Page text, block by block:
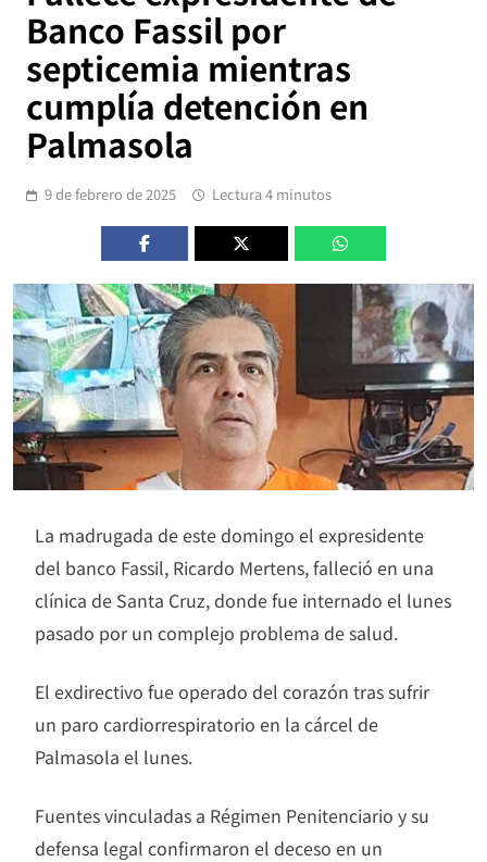
Banco Fassil por
septicemia mientras
cumplía detención en
Palmasola
9 de febrero de 2025 Lectura 4 minutos
La madrugada de este domingo el expresidente
del banco Fassil, Ricardo Mertens, falleció en una
clínica de Santa Cruz, donde fue internado el lunes
pasado por un complejo problema de salud.
El exdirectivo fue operado del corazón tras sufrir
un paro cardiorrespiratorio en la cárcel de
Palmasola el lunes.
Fuentes vinculadas a Régimen Penitenciario y su
defensa legal confirmaron el deceso en un